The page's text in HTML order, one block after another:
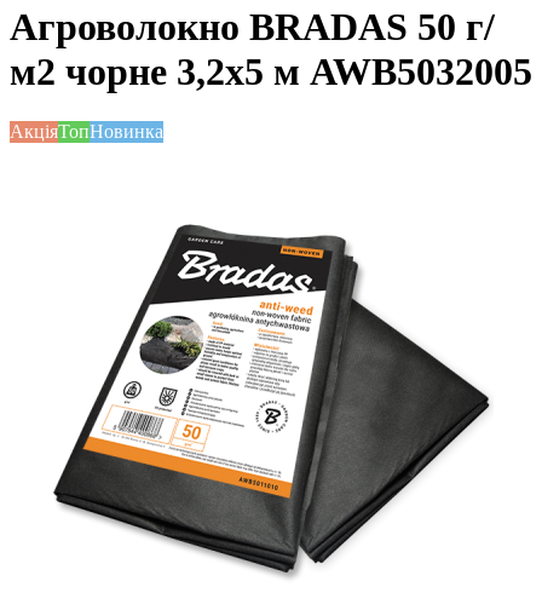
Агроволокно BRADAS 50 г/
м2 чорне 3,2x5 м AWB5032005
АкціяТопНовинка